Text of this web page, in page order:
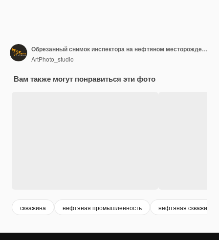
Обрезанный снимок инспектора на нефтяном месторождении с папкой для заметок и шлемом
ArtPhoto_studio
Вам также могут понравиться эти фото
скважина нефтяная промышленность нефтяная скважина